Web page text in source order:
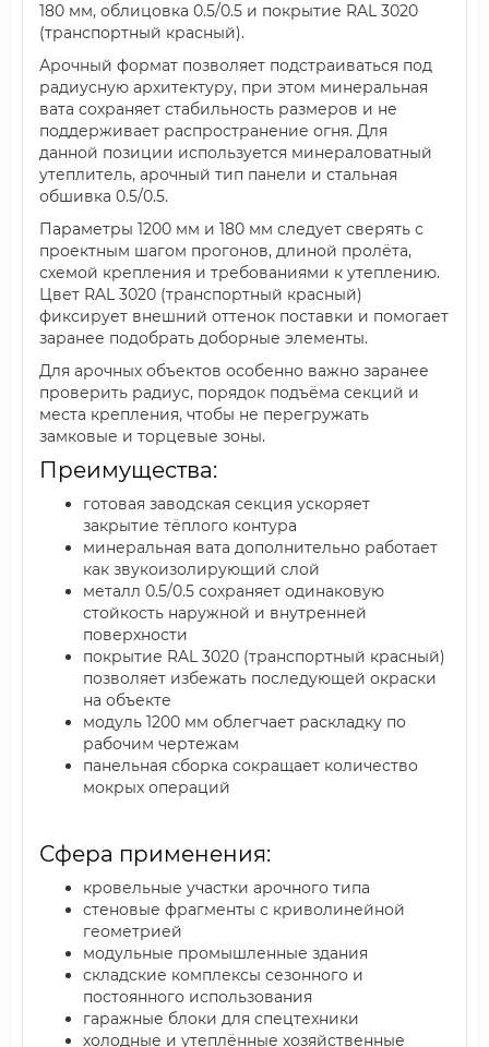
180 мм, облицовка 0.5/0.5 и покрытие RAL 3020
(транспортный красный).
Арочный формат позволяет подстраиваться под
радиусную архитектуру, при этом минеральная
вата сохраняет стабильность размеров и не
поддерживает распространение огня. Для
данной позиции используется минераловатный
утеплитель, арочный тип панели и стальная
обшивка 0.5/0.5.
Параметры 1200 мм и 180 мм следует сверять с
проектным шагом прогонов, длиной пролёта,
схемой крепления и требованиями к утеплению.
Цвет RAL 3020 (транспортный красный)
фиксирует внешний оттенок поставки и помогает
заранее подобрать доборные элементы.
Для арочных объектов особенно важно заранее
проверить радиус, порядок подъёма секций и
места крепления, чтобы не перегружать
замковые и торцевые зоны.
Преимущества:
готовая заводская секция ускоряет
закрытие тёплого контура
минеральная вата дополнительно работает
как звукоизолирующий слой
металл 0.5/0.5 сохраняет одинаковую
стойкость наружной и внутренней
поверхности
покрытие RAL 3020 (транспортный красный)
позволяет избежать последующей окраски
на объекте
модуль 1200 мм облегчает раскладку по
рабочим чертежам
панельная сборка сокращает количество
мокрых операций
Сфера применения:
кровельные участки арочного типа
стеновые фрагменты с криволинейной
геометрией
модульные промышленные здания
складские комплексы сезонного и
постоянного использования
гаражные блоки для спецтехники
холодные и утеплённые хозяйственные